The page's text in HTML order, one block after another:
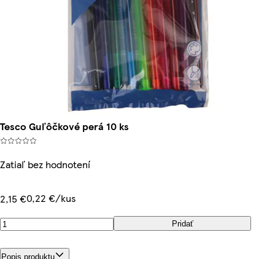
Tesco Guľôčkové perá 10 ks
Zatiaľ bez hodnotení
2,15 €0,22 €/kus
Pridať
Popis produktu